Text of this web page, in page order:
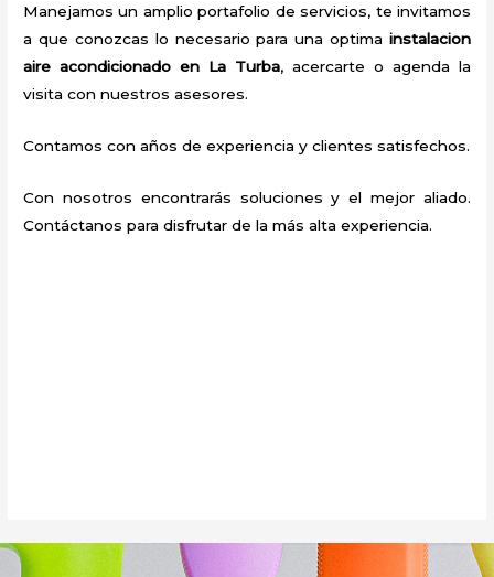
Manejamos un amplio portafolio de servicios, te invitamos
a que conozcas lo necesario para una optima instalacion
aire acondicionado en La Turba, acercarte o agenda la
visita con nuestros asesores.
Contamos con años de experiencia y clientes satisfechos.
Con nosotros encontrarás soluciones y el mejor aliado.
Contáctanos para disfrutar de la más alta experiencia.